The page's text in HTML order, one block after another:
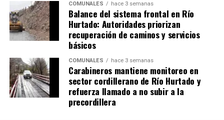
COMUNALES hace 3 semanas
Balance del sistema frontal en Río
Hurtado: Autoridades priorizan
recuperación de caminos y servicios
básicos
COMUNALES hace 3 semanas
Carabineros mantiene monitoreo en
sector cordillerano de Río Hurtado y
refuerza llamado a no subir a la
precordillera